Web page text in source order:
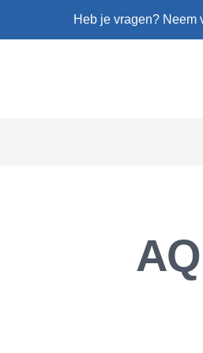
Heb je vragen? Neem